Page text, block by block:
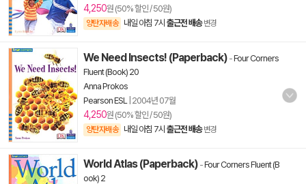
4,250원 (50% 할인 / 50원)
양탄자배송 내일 아침 7시 출근전 배송 변경
We Need Insects! (Paperback) -Four Corners
Fluent (Book) 20
Anna Prokos
Pearson ESL| 2004년 07월
4,250원 (50% 할인 / 50원)
양탄자배송 내일 아침 7시 출근전 배송 변경
World Atlas (Paperback) -Four Corners Fluent (B
ook) 2